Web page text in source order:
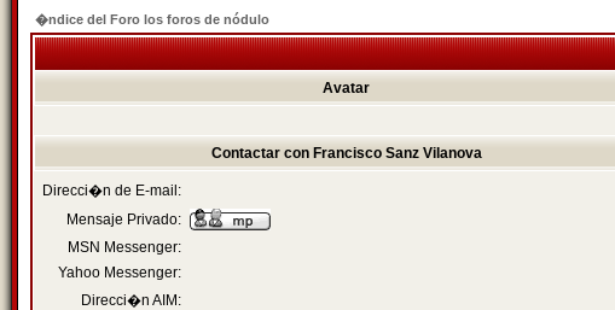
�ndice del Foro los foros de nódulo
Avatar
Contactar con Francisco Sanz Vilanova
Direcci�n de E-mail:
Mensaje Privado:
MSN Messenger:
Yahoo Messenger:
Direcci�n AIM: